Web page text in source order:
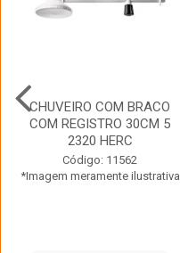
CHUVEIRO COM BRACO
COM REGISTRO 30CM 5
2320 HERC
Código: 11562
*Imagem meramente ilustrativa